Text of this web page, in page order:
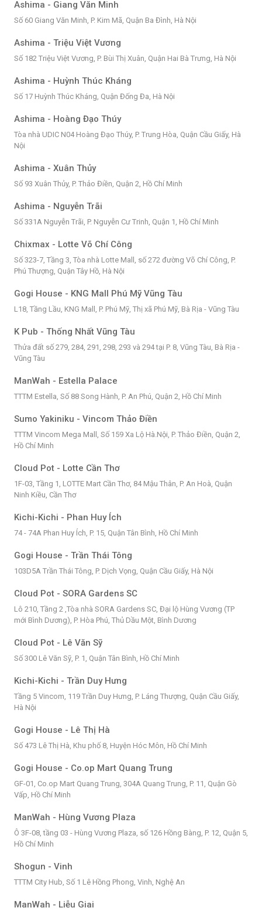
Ashima - Giang Văn Minh
Số 60 Giang Văn Minh, P. Kim Mã, Quận Ba Đình, Hà Nội
Ashima - Triệu Việt Vương
Số 182 Triệu Việt Vương, P. Bùi Thị Xuân, Quận Hai Bà Trưng, Hà Nội
Ashima - Huỳnh Thúc Kháng
Số 17 Huỳnh Thúc Kháng, Quận Đống Đa, Hà Nội
Ashima - Hoàng Đạo Thúy
Tòa nhà UDIC N04 Hoàng Đạo Thúy, P. Trung Hòa, Quận Cầu Giấy, Hà
Nội
Ashima - Xuân Thủy
Số 93 Xuân Thủy, P. Thảo Điền, Quận 2, Hồ Chí Minh
Ashima - Nguyễn Trãi
Số 331A Nguyễn Trãi, P. Nguyễn Cư Trinh, Quận 1, Hồ Chí Minh
Chixmax - Lotte Võ Chí Công
Số 323-7, Tầng 3, Tòa nhà Lotte Mall, số 272 đường Võ Chí Công, P.
Phú Thượng, Quận Tây Hồ, Hà Nội
Gogi House - KNG Mall Phú Mỹ Vũng Tàu
L18, Tầng Lầu, KNG Mall, P. Phú Mỹ, Thị xã Phú Mỹ, Bà Rịa - Vũng Tàu
K Pub - Thống Nhất Vũng Tàu
Thửa đất số 279, 284, 291, 298, 293 và 294 tại P. 8, Vũng Tàu, Bà Rịa -
Vũng Tàu
ManWah - Estella Palace
TTTM Estella, Số 88 Song Hành, P. An Phú, Quận 2, Hồ Chí Minh
Sumo Yakiniku - Vincom Thảo Điền
TTTM Vincom Mega Mall, Số 159 Xa Lộ Hà.Nội, P. Thảo Điền, Quận 2,
Hồ Chí Minh
Cloud Pot - Lotte Cần Thơ
1F-03, Tầng 1, LOTTE Mart Cần Thơ, 84 Mậu Thân, P. An Hoà, Quận
Ninh Kiều, Cần Thơ
Kichi-Kichi - Phan Huy Ích
74 - 74A Phan Huy Ích, P. 15, Quận Tân Bình, Hồ Chí Minh
Gogi House - Trần Thái Tông
103D5A Trần Thái Tông, P. Dịch Vọng, Quận Cầu Giấy, Hà Nội
Cloud Pot - SORA Gardens SC
Lô 210, Tầng 2 ,Tòa nhà SORA Gardens SC, Đại lộ Hùng Vương (TP
mới Bình Dương), P. Hòa Phú, Thủ Dầu Một, Bình Dương
Cloud Pot - Lê Văn Sỹ
Số 300 Lê Văn Sỹ, P. 1, Quận Tân Bình, Hồ Chí Minh
Kichi-Kichi - Trần Duy Hưng
Tầng 5 Vincom, 119 Trần Duy Hưng, P. Láng Thượng, Quận Cầu Giấy,
Hà Nội
Gogi House - Lê Thị Hà
Số 473 Lê Thị Hà, Khu phố 8, Huyện Hóc Môn, Hồ Chí Minh
Gogi House - Co.op Mart Quang Trung
GF-01, Co.op Mart Quang Trung, 304A Quang Trung, P. 11, Quận Gò
Vấp, Hồ Chí Minh
ManWah - Hùng Vương Plaza
Ô 3F-08, tầng 03 - Hùng Vương Plaza, số 126 Hồng Bàng, P. 12, Quận 5,
Hồ Chí Minh
Shogun - Vinh
TTTM City Hub, Số 1 Lê Hồng Phong, Vinh, Nghệ An
ManWah - Liễu Giai